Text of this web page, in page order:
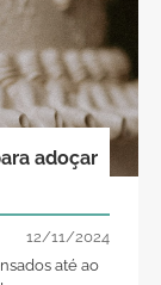
adoçar
12/11/2024
até ao